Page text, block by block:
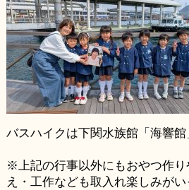
バスハイクは下関水族館「海響
※上記の行事以外にもおやつ作り
え・工作なども取入れ楽しみがい